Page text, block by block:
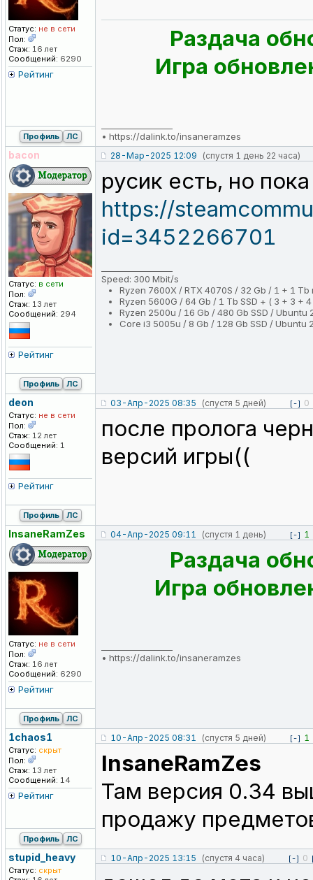
Статус: не в сети
Пол:
Стаж: 16 лет
Сообщений: 6290
Рейтинг
Раздача
Игра
• https://dalink.to/insaneramzes
Профиль ЛС
bacon
Статус: в сети
Пол:
Стаж: 13 лет
Сообщений: 294
Рейтинг
28-Мар-2025 12:09 (спустя 1 день 22 часа)
русик есть, но
https://
id=3452266701
Speed: 300 Mbit/s
Ryzen 7600X / RTX 4070S / 32 Gb / 1 + 1
Ryzen 5600G / 64 Gb / 1 Tb SSD + ( 3 + 3 +
Ryzen 2500u / 16 Gb / 480 Gb SSD / Ubuntu
Core i3 5005u / 8 Gb / 128 Gb SSD / Ubuntu
Профиль ЛС
deon
Статус: не в сети
Пол:
Стаж: 12 лет
Сообщений: 1
Рейтинг
03-Апр-2025 08:35 (спустя 5 дней) [-] 0
после пролога
версий игры((
Профиль ЛС
InsaneRamZes
Статус: не в сети
Пол:
Стаж: 16 лет
Сообщений: 6290
Рейтинг
04-Апр-2025 09:11 (спустя 1 день) [-] 1
Раздача
Игра
• https://dalink.to/insaneramzes
Профиль ЛС
1chaos1
Статус: скрыт
Пол:
Стаж: 13 лет
Сообщений: 14
Рейтинг
10-Апр-2025 08:31 (спустя 5 дней) [-] 1
InsaneRamZes
Там версия 0.34
продажу
Профиль ЛС
stupid_heavy
Статус: скрыт
10-Апр-2025 13:15 (спустя 4 часа) [-] 0